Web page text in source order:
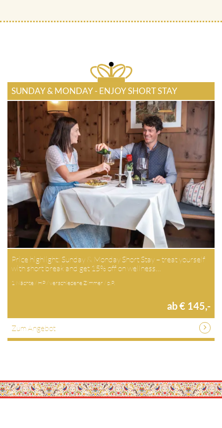
SUNDAY & MONDAY - ENJOY SHORT STAY
Price highlight: Sunday & Monday Short Stay – treat yourself
with short break and get 15% off on wellness…
1 Nächte / HP / verschiedene Zimmer / p.P.
ab € 145,-
Zum Angebot